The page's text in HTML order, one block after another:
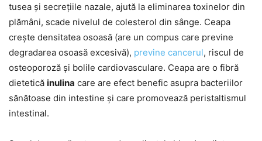
tusea și secrețiile nazale, ajută la eliminarea toxinelor din
plămâni, scade nivelul de colesterol din sânge. Ceapa
crește densitatea osoasă (are un compus care previne
degradarea osoasă excesivă), previne cancerul, riscul de
osteoporoză și bolile cardiovasculare. Ceapa are o fibră
dietetică inulina care are efect benefic asupra bacteriilor
sănătoase din intestine și care promovează peristaltismul
intestinal.